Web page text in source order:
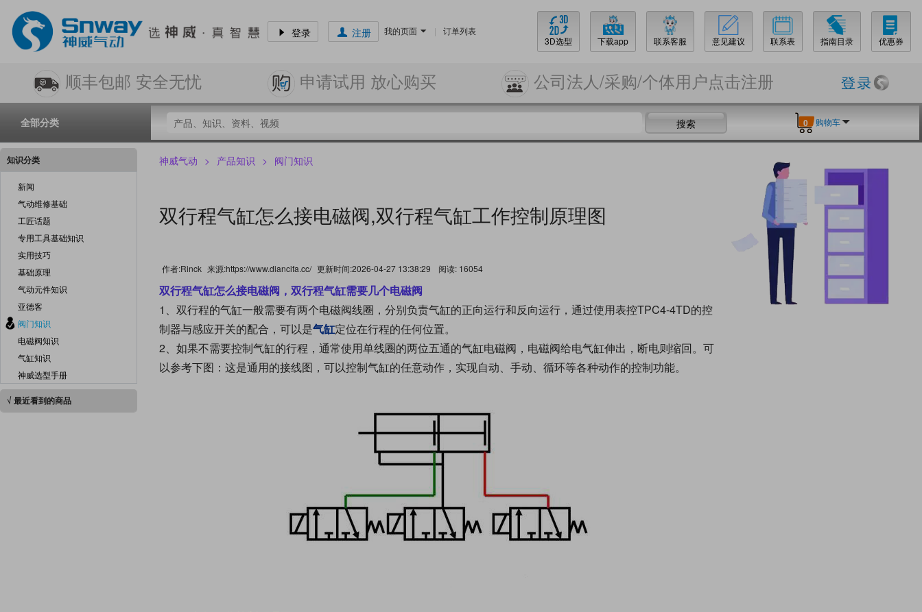
登录 注册 我的页面 |
订单列表
3D选型
下载app 联系客服 意见建议 联系表 指南目录 优惠券
顺丰包邮 安全无忧 申请试用 放心购买 公司法人/采购/个体用户点击注册
全部分类 搜索 0 购物车
知识分类
新闻
气动维修基础
工匠话题
专用工具基础知识
实用技巧
基础原理
气动元件知识
亚德客
阀门知识
电磁阀知识
气缸知识
神威选型手册
√ 最近看到的商品
神威气动 > 产品知识 > 阀门知识
双行程气缸怎么接电磁阀,双行程气缸工作控制原理图
作者:Rinck 来源:https://www.diancifa.cc/ 更新时间:2026-04-27 13:38:29 阅读: 16054
双行程气缸怎么接电磁阀， 双行程气缸需要几个电磁阀
1、双行程的气缸一般需要有两个电磁阀线圈，分别负责气缸的正向运行和反向运行，通过使用表控TPC4-4TD的控
制器与感应开关的配合，可以是气缸定位在行程的任何位置。
2、如果不需要控制气缸的行程，通常使用单线圈的两位五通的气缸电磁阀，电磁阀给电气缸伸出，断电则缩回。可
以参考下图：这是通用的接线图，可以控制气缸的任意动作，实现自动、手动、循环等各种动作的控制功能。